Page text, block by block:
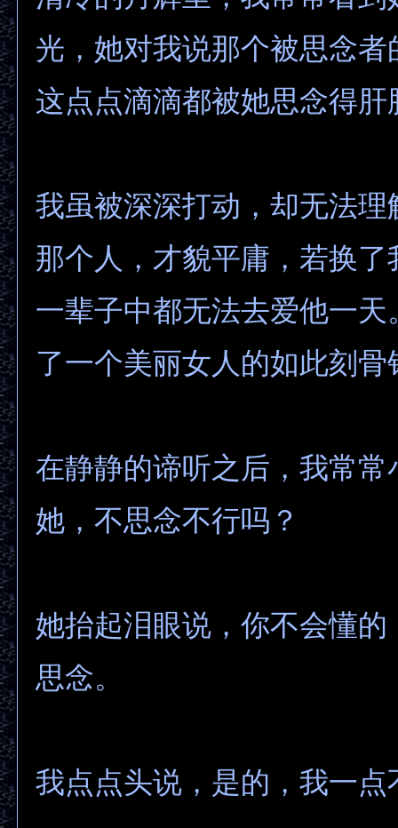
光，她对我说那个被思念者
这点点滴滴都被她思念得肝
我虽被深深打动，却无法理
那个人，才貌平庸，若换了
一辈子中都无法去爱他一天
了一个美丽女人的如此刻骨
在静静的谛听之后，我常常
她，不思念不行吗？
她抬起泪眼说，你不会懂的
思念。
我点点头说，是的，我一点